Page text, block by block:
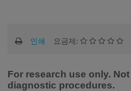
인쇄 요금제:
For research use only.
diagnostic procedures.